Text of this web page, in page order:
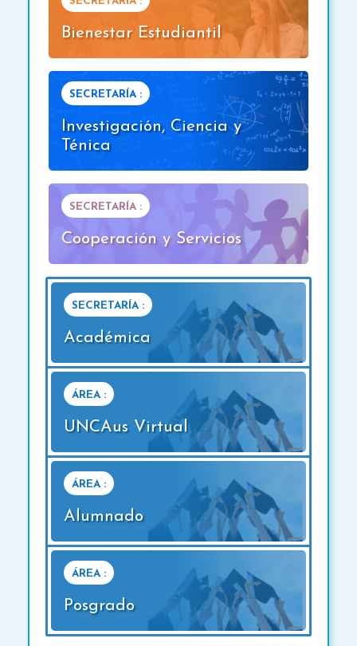
Bienestar Estudiantil
SECRETARÍA :
Investigación, Ciencia y
Ténica
SECRETARÍA :
Cooperación y Servicios
SECRETARÍA :
Académica
ÁREA :
UNCAus Virtual
ÁREA :
Alumnado
ÁREA :
Posgrado